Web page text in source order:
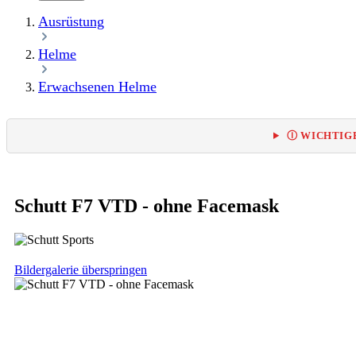
Ausrüstung
Helme
Erwachsenen Helme
Ⓘ
Schutt F7 VTD - ohne Facemask
Bildergalerie überspringen